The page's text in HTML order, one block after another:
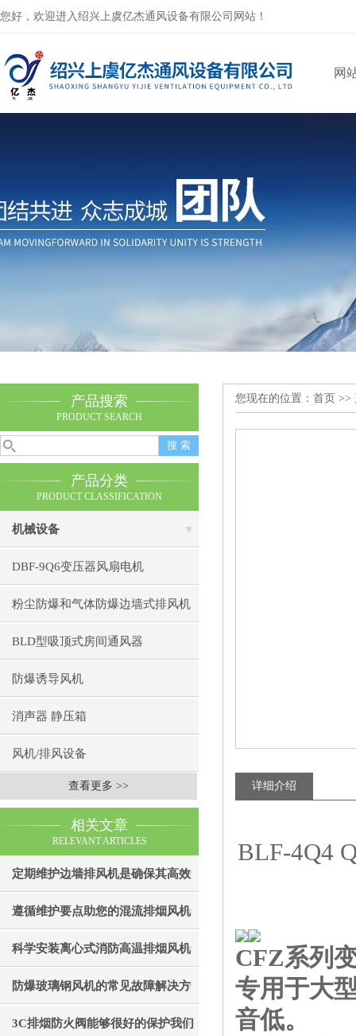
您好，欢迎进入绍兴上虞亿杰通风设备有限公司网站！
网
产品搜索
PRODUCT SEARCH
产品分类
PRODUCT CLASSIFICATION
机械设备
DBF-9Q6变压器风扇电机
粉尘防爆和气体防爆边墙式排风机
BLD型吸顶式房间通风器
防爆诱导风机
消声器 静压箱
风机/排风设备
查看更多 >>
相关文章
RELEVANT ARTICLES
定期维护边墙排风机是确保其高效
通风效果的关键
遵循维护要点助您的混流排烟风机
成为真正“风中卫士”
科学安装离心式消防高温排烟风机
是实现精准布防的关键
防爆玻璃钢风机的常见故障解决方
法
3C排烟防火阀能够很好的保护我们
您现在的位置： 首页 >>
详细介绍
BLF-4Q4
CFZ系列
专用于大
音低。